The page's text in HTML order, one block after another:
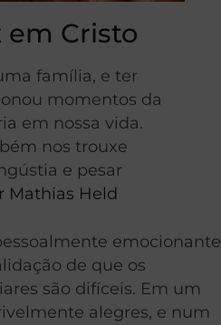
em Cristo
família, e ter
momentos da
em nossa vida.
nos trouxe
e pesar
Mathias Held
emocionante
de que os
são difíceis. Em um
alegres, e num